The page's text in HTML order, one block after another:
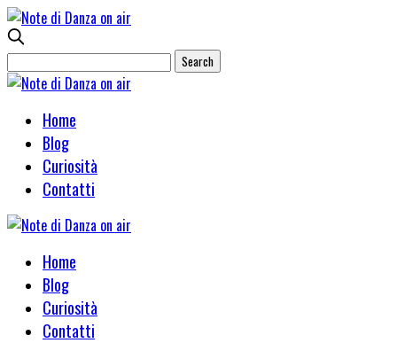
Home
Blog
Curiosità
Contatti
Home
Blog
Curiosità
Contatti